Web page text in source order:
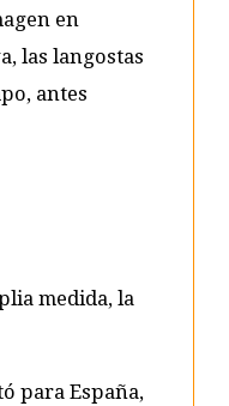
en
las langostas
antes
medida, la
para España,